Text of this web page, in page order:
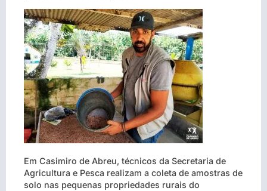
Em Casimiro de Abreu, técnicos da Secretaria de
Agricultura e Pesca realizam a coleta de amostras de
solo nas pequenas propriedades rurais do